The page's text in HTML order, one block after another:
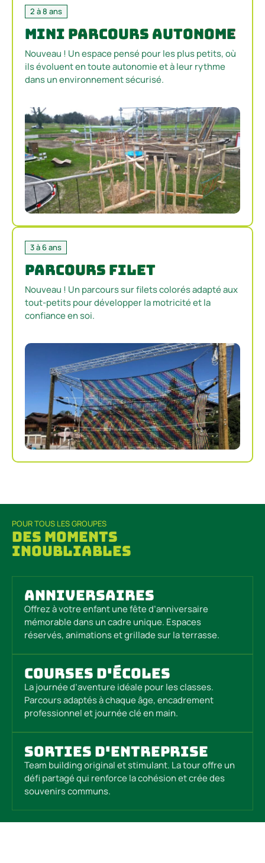
2 à 8 ans
Mini Parcours Autonome
Nouveau ! Un espace pensé pour les plus petits, où
ils évoluent en toute autonomie et à leur rythme
dans un environnement sécurisé.
3 à 6 ans
Parcours Filet
Nouveau ! Un parcours sur filets colorés adapté aux
tout-petits pour développer la motricité et la
confiance en soi.
POUR TOUS LES GROUPES
Des moments
inoubliables
Anniversaires
Offrez à votre enfant une fête d’anniversaire
mémorable dans un cadre unique. Espaces
réservés, animations et grillade sur la terrasse.
Courses d'écoles
La journée d’aventure idéale pour les classes.
Parcours adaptés à chaque âge, encadrement
professionnel et journée clé en main.
Sorties d'entreprise
Team building original et stimulant. La tour offre un
défi partagé qui renforce la cohésion et crée des
souvenirs communs.